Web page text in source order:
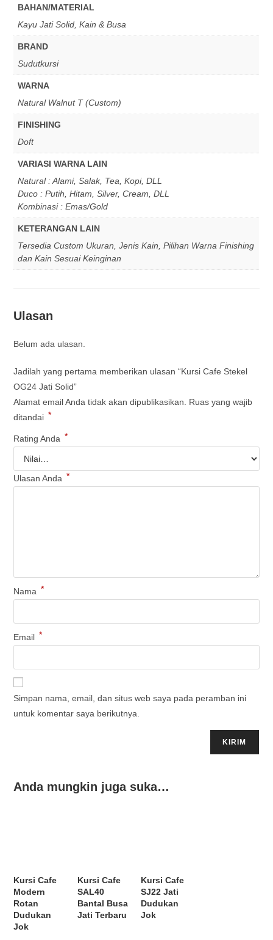
BAHAN/MATERIAL
Kayu Jati Solid, Kain & Busa
BRAND
Sudutkursi
WARNA
Natural Walnut T (Custom)
FINISHING
Doft
VARIASI WARNA LAIN
Natural : Alami, Salak, Tea, Kopi, DLL
Duco : Putih, Hitam, Silver, Cream, DLL
Kombinasi : Emas/Gold
KETERANGAN LAIN
Tersedia Custom Ukuran, Jenis Kain, Pilihan Warna Finishing
dan Kain Sesuai Keinginan
Ulasan
Belum ada ulasan.
Jadilah yang pertama memberikan ulasan “Kursi Cafe Stekel
OG24 Jati Solid”
Alamat email Anda tidak akan dipublikasikan.
Ruas yang wajib
ditandai *
Rating Anda *
Ulasan Anda *
Nama *
Email *
Simpan nama, email, dan situs web saya pada peramban ini
untuk komentar saya berikutnya.
Anda mungkin juga suka…
Kursi Cafe
Modern
Rotan
Dudukan
Jok
Kursi Cafe
SAL40
Bantal Busa
Jati Terbaru
Kursi Cafe
SJ22 Jati
Dudukan
Jok